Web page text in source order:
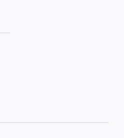
cookies to personalize your